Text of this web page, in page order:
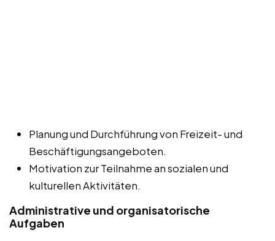
Planung und Durchführung von Freizeit- und
Beschäftigungsangeboten.
Motivation zur Teilnahme an sozialen und
kulturellen Aktivitäten.
Administrative und organisatorische
Aufgaben